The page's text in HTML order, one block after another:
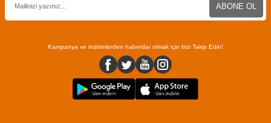
ABONE OL
Kampanya ve indirimlerden haberdar olmak için bizi Takip Edin!